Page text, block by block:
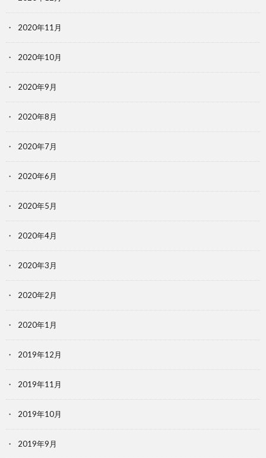
2020年11月
2020年10月
2020年9月
2020年8月
2020年7月
2020年6月
2020年5月
2020年4月
2020年3月
2020年2月
2020年1月
2019年12月
2019年11月
2019年10月
2019年9月